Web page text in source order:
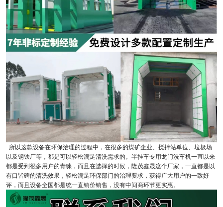
所以这款设备在环保治理的过程中，在很多的煤矿企业、搅拌站单位、垃圾场
以及钢铁厂等，都是可以轻松满足清洗需求的。半挂车专用龙门洗车机一直以来
都是受到很多用户的青睐，而且在选择的时候，隆茂鑫晟这个厂家，一直都是以
有口皆碑的清洗效果，轻松满足环保部门的治理要求，获得广大用户的一致好
评，而且设备全国都是统一直销价销售，没有中间商环节更实惠。